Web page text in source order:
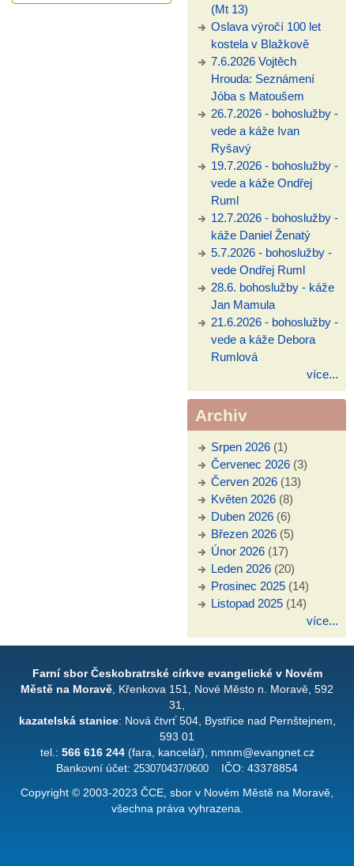
(Mt 13)
Oslava výročí 100 let
kostela v Blažkově
7.6.2026 Vojtěch
Hrouda: Seznámení
Jóba s Matoušem
26.7.2026 - bohoslužby -
vede a káže Ivan
Ryšavý
19.7.2026 - bohoslužby -
vede a káže Ondřej
Ruml
12.7.2026 - bohoslužby -
káže Daniel Ženatý
5.7.2026 - bohoslužby -
vede Ondřej Ruml
28.6. bohoslužby - káže
Jan Mamula
21.6.2026 - bohoslužby -
vede a káže Debora
Rumlová
více...
Archiv
Srpen 2026(1)
Červenec 2026(3)
Červen 2026(13)
Květen 2026(8)
Duben 2026(6)
Březen 2026(5)
Únor 2026(17)
Leden 2026(20)
Prosinec 2025(14)
Listopad 2025(14)
více...
Farní sbor Českobratrské církve evangelické v Novém
Městě na Moravě , Křenkova 151, Nové Město n. Moravě, 592
31,
kazatelská stanice: Nová čtvrť 504, Bystřice nad Pernštejnem,
593 01
tel.: 566 616 244(fara, kancelář), nmnm@evangnet.cz
Bankovní účet: 253070437/0600 IČO: 43378854
Copyright © 2003-2023 ČCE, sbor v Novém Městě na Moravě,
všechna práva vyhrazena.